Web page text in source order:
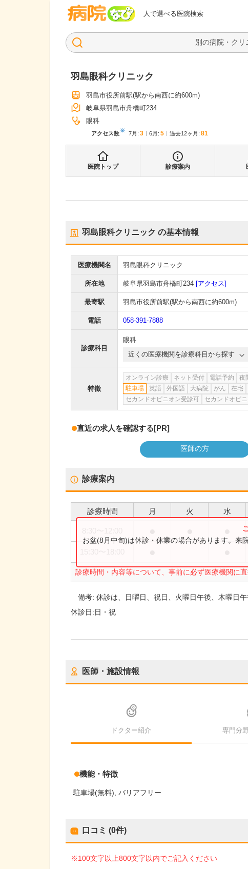
人で選べる医院検索
病院なび
羽島眼科クリニック
羽島市役所前駅(駅から南西に約600m)
岐阜県羽島市舟橋町234
眼科
アクセス数※ 7月 : 3 6月 : 5 過去12ヶ月: 81
医院トップ 診療案内
羽島眼科クリニック の基本情報
医療機関名 羽島眼科クリニック
所在地 岐阜県羽島市舟橋町234 [アクセス]
最寄駅 羽島市役所前駅(駅から南西に約600m)
電話 058-391-7888
診療科目
眼科
近くの医療機関を診療科目から探す
特徴
オンライン診療 ネット受付 電話予約 夜
駐車場
英語 外国語 大病院 がん 在宅
セカンドオピニオン受診可
セカンドオピ
直近の求人を確認する[PR]
医師の方
診療案内
診療時間 月 火 水
診療時間・内容等について、事前に必ず医療機関に直
お盆(8月中旬)は休診・休業の場合があります。来
備考:休診は、日曜日、祝日、火曜日午後、木曜日
休診日:日・祝
医師・施設情報
ドクター紹介 専門分
機能・特徴
駐車場(無料) バリアフリー
口コミ (0件)
※100文字以上800文字以内でご記入ください